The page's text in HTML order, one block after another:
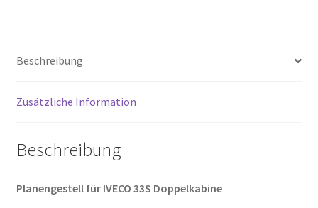
Menge
Beschreibung
Zusätzliche Information
Beschreibung
Planengestell für IVECO 33S Doppelkabine